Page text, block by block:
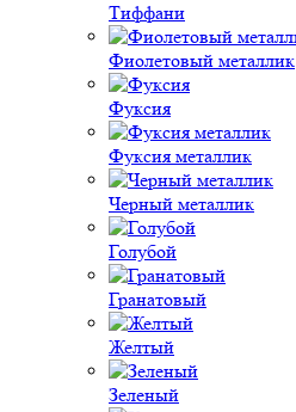
Тиффани
Фиолетовый металлик
Фуксия
Фуксия металлик
Черный металлик
Голубой
Гранатовый
Желтый
Зеленый